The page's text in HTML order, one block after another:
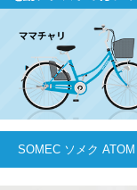
SOMEC ソメク